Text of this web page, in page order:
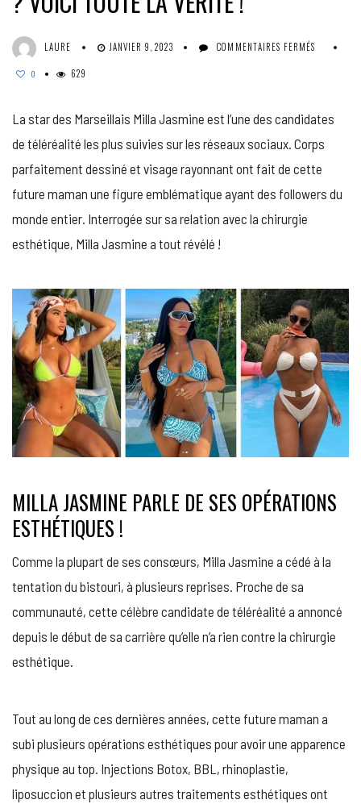
LAURE JANVIER 9, 2023 COMMENTAIRES FERMÉS
BISTOURI
TOUTE
VÉRITÉ
0 629
La star des Marseillais Milla Jasmine est l’une des candidates
de téléréalité les plus suivies sur les réseaux sociaux. Corps
parfaitement dessiné et visage rayonnant ont fait de cette
future maman une figure emblématique ayant des followers du
monde entier. Interrogée sur sa relation avec la chirurgie
esthétique, Milla Jasmine a tout révélé !
MILLA JASMINE PARLE DE SES OPÉRATIONS
ESTHÉTIQUES !
Comme la plupart de ses consœurs, Milla Jasmine a cédé à la
tentation du bistouri, à plusieurs reprises. Proche de sa
communauté, cette célèbre candidate de téléréalité a annoncé
depuis le début de sa carrière qu’elle n’a rien contre la chirurgie
esthétique.
Tout au long de ces dernières années, cette future maman a
subi plusieurs opérations esthétiques pour avoir une apparence
physique au top. Injections Botox, BBL, rhinoplastie,
liposuccion et plusieurs autres traitements esthétiques ont